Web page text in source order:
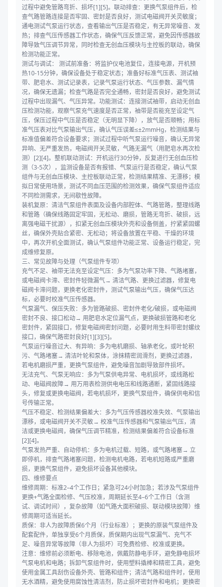
过程中避免管路弯折、损坏[1][5]。联动排查：更换气泵组件后，检
查气路管路连接是否牢固、密封是否良好，测试电磁阀开关灵敏度；
通电测试气泵运行状态，查看输出气压是否稳定，有无异常噪音、发
热；排查气压传感器工作状态，确保气压反馈正常，避免因传感器故
障导致气压调节异常，同时检查无创血压模块与主控板的联动，确保
检测功能正常。
测试与调试： 测试前准备：将监护仪电池复位，连接电源，开机预
热10-15分钟，确保设备处于稳定状态；准备好标准气压表、测试袖
带、肥皂水、测试记录表，记录气泵运行状态、气压参数、漏气情
况，确保无遗漏；检查气路是否完全通畅，密封是否良好，避免测试
过程中出现漏气、气压异常。功能测试：连接测试袖带，启动无创血
压检测功能，观察气泵充气速度是否正常，袖带是否能充至设定气
压，保压过程中气压是否稳定（无明显下降），放气是否顺畅；用标
准气压表对比气泵输出气压，确认气压误差≤±2mmHg，检测结果与
标准值偏差符合设备要求；测试过程中听气泵运行噪音，确认无异常
异响、无严重发热，电磁阀开关灵敏，气路无漏气（用肥皂水再次检
测）[2][4]。整机联动测试：开机运行30分钟，反复进行无创血压检
测（3-5次），监测设备是否有报错、气泵运行是否稳定，确认气泵
组件与无创血压模块、主控板联动正常，检测结果精准、无漂移；模
拟日常使用场景，测试不同血压范围的检测效果，确保气泵组件适应
不同检测需求，无间歇性故障。
装机复原：清洁气泵组件表面及设备内部腔体、气路管路，整理线路
和管路（确保线路固定牢固，无松动、磨损，管路无弯折、破损，远
离强电磁干扰源），扣紧无创血压模块外壳和设备侧盖，拧紧紧固螺
丝，确保外壳贴合紧密、无松动；将设备放置在平稳、干燥的环境
中，再次开机全面测试，确认气泵组件功能正常、设备运行稳定，完
成维修复原。
三、常见故障与处理（气泵组件专项）
充气不足、袖带无法充至设定气压：多为气泵功率下降、气路堵塞，
或电磁阀卡滞、密封件轻微漏气→ 清洁气路、更换过滤器，修复电
磁阀卡滞问题，更换老化密封件，测试气泵输出气压，确保气压达
标，必要时校准气压传感器。
气泵漏气、保压失败：多为管路破损、密封件老化/破损，或电磁阀
密封不良、接口松动→ 用肥皂水定位漏气点，更换破损管路和老化
密封件，紧固接口，修复电磁阀密封问题，必要时用生料带密封螺纹
接口，确保气路密封良好[1][3][5]。
气泵运行噪音过大、有异响：多为电机磨损、轴承老化，或叶轮积
污、气路堵塞→ 清洁叶轮和泵体，涂抹精密润滑剂，更换过滤器，
若电机磨损严重，更换气泵组件，避免噪音加剧导致部件损坏。
无法充气、气泵无响应：多为气泵供电异常、电机损坏，或线路松
动、电磁阀故障→ 用万用表检测供电电压和线路通断，紧固线路接
头，修复或更换电磁阀，若电机损坏，更换气泵组件，确保供电和信
号传输正常。
气压不稳定、检测结果偏差大：多为气压传感器校准失效、气泵输出
漂移，或电磁阀开关不灵敏→ 校准气压传感器和气泵输出气压，清
洁或更换电磁阀，确保气压调节精准，检测结果偏差符合设备标准
[2][4]。
气泵发热严重、自动停机：多为电机过载、短路，或气路堵塞→ 立
即停机，排查气路堵塞问题，检测电机电路，若电机短路或严重磨
损，更换气泵组件，避免损坏设备其他模块。
四、维修要点
维修周期：标准2–4个工作日；紧急可24小时加急；若涉及气泵组件
更换+气路全面检修、气压校准，周期延长至4–6个工作日（含测
试、调试时间），复杂故障（如气路大面积破损、联动模块故障）维
修周期可适当延长。
质保：非人为故障质保6个月（行业标准）；更换的原装气泵组件及
配套配件，单独享受6个月质保，质保期内出现气泵漏气、充气不
足、噪音异常等故障（非人为损坏）可免费检修、校准或更换。
注意：维修前必须断电、移除电池，佩戴防静电手环，避免静电损坏
气泵电机和电路；拆卸气泵组件时，使用塑料撬棒和精密工具，避免
使用金属工具刮伤设备外壳、管路和组件；清洁气路和组件时，使用
无水酒精，避免使用腐蚀性清洁剂，防止损坏密封件和电机；更换密